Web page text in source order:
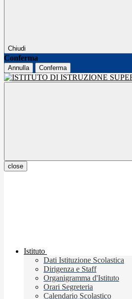
Chiudi
Conferma
Annulla Conferma
close
Istituto
Dati Istituzione Scolastica
Dirigenza e Staff
Organigramma d'Istituto
Orari Segreteria
Calendario Scolastico